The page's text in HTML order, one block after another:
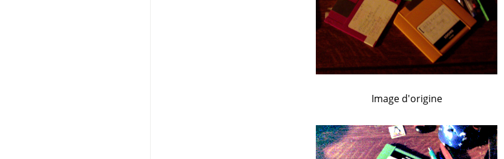
Image d'origine